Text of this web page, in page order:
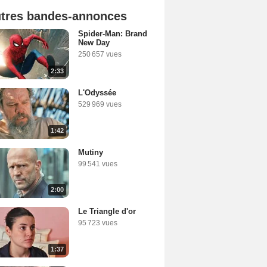
bandes-annonces
2:33
Spider-Man: Brand
New Day
250 657 vues
1:42
L'Odyssée
529 969 vues
2:00
Mutiny
99 541 vues
1:37
Le Triangle d'or
95 723 vues